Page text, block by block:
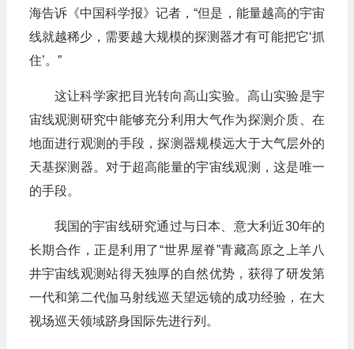
海告诉《中国科学报》记者，“但是，能量越高的宇宙
线就越稀少，需要越大规模的探测器才有可能把它‘抓
住’。”
这让科学家把目光转向高山实验。高山实验是宇
宙线观测研究中能够充分利用大气作为探测介质、在
地面进行观测的手段，探测器规模远大于大气层外的
天基探测器。对于超高能量的宇宙线观测，这是唯一
的手段。
我国的宇宙线研究通过与日本、意大利近30年的
长期合作，正是利用了“世界屋脊”青藏高原之上羊八
井宇宙线观测站得天独厚的自然优势，获得了研发第
一代和第二代伽马射线巡天望远镜的成功经验，在大
视场巡天领域跻身国际先进行列。